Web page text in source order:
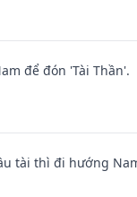
để đón 'Tài Thần'.
tài thì đi hướng